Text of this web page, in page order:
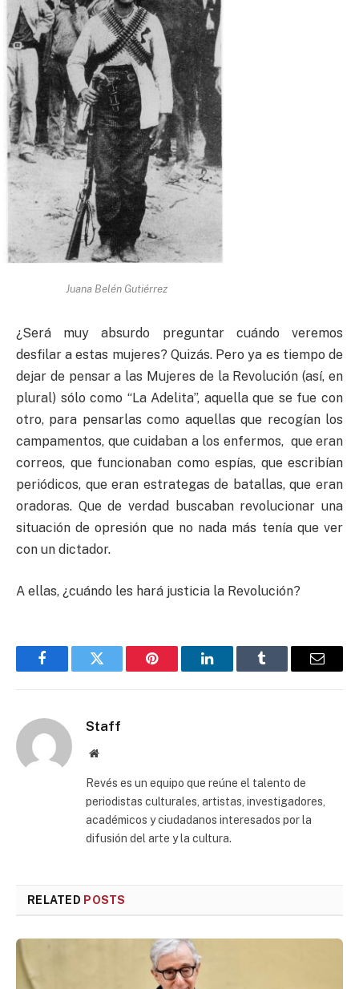
Juana Belén Gutiérrez
¿Será muy absurdo preguntar cuándo veremos
desfilar a estas mujeres? Quizás. Pero ya es tiempo de
dejar de pensar a las Mujeres de la Revolución (así, en
plural) sólo como “La Adelita”, aquella que se fue con
otro, para pensarlas como aquellas que recogían los
campamentos, que cuidaban a los enfermos, que eran
correos, que funcionaban como espías, que escribían
periódicos, que eran estrategas de batallas, que eran
oradoras. Que de verdad buscaban revolucionar una
situación de opresión que no nada más tenía que ver
con un dictador.
A ellas, ¿cuándo les hará justicia la Revolución?
FacebookTwitter Pinterest LinkedInTumblr Email
Staff
Website
Revés es un equipo que reúne el talento de
periodistas culturales, artistas, investigadores,
académicos y ciudadanos interesados por la
difusión del arte y la cultura.
RELATED POSTS